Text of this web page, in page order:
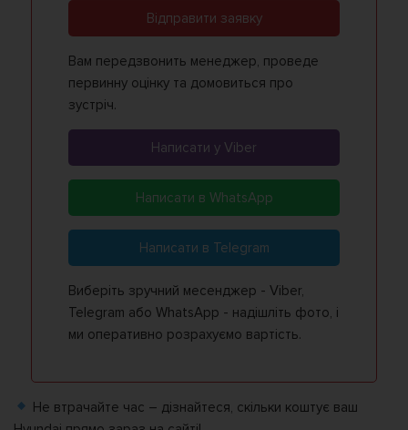
Відправити заявку
Вам передзвонить менеджер, проведе
первинну оцінку та домовиться про
зустріч.
Написати у Viber
Написати в WhatsApp
Написати в Telegram
Виберіть зручний месенджер - Viber,
Telegram або WhatsApp - надішліть фото, і
ми оперативно розрахуємо вартість.
Не втрачайте час – дізнайтеся, скільки коштує ваш